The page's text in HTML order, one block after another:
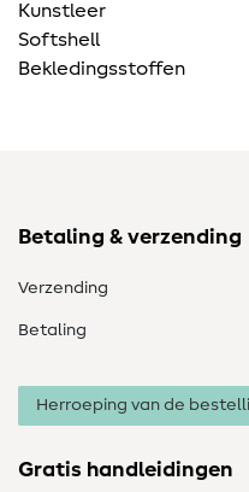
Kunstleer
Softshell
Bekledingsstoffen
Betaling & verzending
Verzending
Betaling
Herroeping van de
Gratis handleidingen